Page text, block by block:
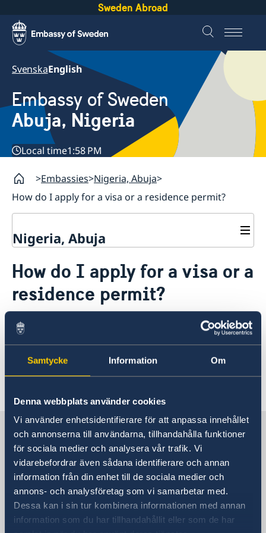
Samtycke Information Om
Denna webbplats använder cookies
Vi använder enhetsidentifierare för att anpassa innehållet
och annonserna till användarna, tillhandahålla funktioner
för sociala medier och analysera vår trafik. Vi
vidarebefordrar även sådana identifierare och annan
information från din enhet till de sociala medier och
annons- och analysföretag som vi samarbetar med.
Dessa kan i sin tur kombinera informationen med annan
information som du har tillhandahållit eller som de har
Sweden Abroad
SvenskaEnglish
Embassy of Sweden
Abuja, Nigeria
Local time1:58 PM
Embassies Nigeria, Abuja
How do I apply for a visa or a residence permit?
Nigeria, Abuja
About us
Embassy staff
GDPR
Current
Vacancies
Fees
How do I apply for a visa or a
residence permit?
All information on how to apply for a visa can
and how to apply for a residence
permithere
Sweden in Nigeria, Abuja
Embassy
Visiting address
41 T. Y. Danjuma Street
Asokoro District